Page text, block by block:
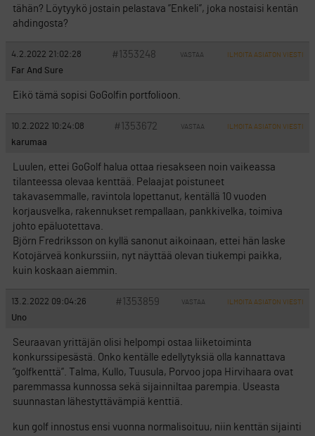
tähän? Löytyykö jostain pelastava ”Enkeli”, joka nostaisi kentän
ahdingosta?
4.2.2022 21:02:28 #1353248 VASTAA ILMOITA ASIATON VIESTI
Far And Sure
Eikö tämä sopisi GoGolfin portfolioon.
10.2.2022 10:24:08 #1353672 VASTAA ILMOITA ASIATON VIESTI
karumaa
Luulen, ettei GoGolf halua ottaa riesakseen noin vaikeassa
tilanteessa olevaa kenttää. Pelaajat poistuneet
takavasemmalle, ravintola lopettanut, kentällä 10 vuoden
korjausvelka, rakennukset rempallaan, pankkivelka, toimiva
johto epäluotettava.
Björn Fredriksson on kyllä sanonut aikoinaan, ettei hän laske
Kotojärveä konkurssiin, nyt näyttää olevan tiukempi paikka,
kuin koskaan aiemmin.
13.2.2022 09:04:26 #1353859 VASTAA ILMOITA ASIATON VIESTI
Uno
Seuraavan yrittäjän olisi helpompi ostaa liiketoiminta
konkurssipesästä. Onko kentälle edellytyksiä olla kannattava
“golfkenttä”. Talma, Kullo, Tuusula, Porvoo jopa Hirvihaara ovat
paremmassa kunnossa sekä sijainniltaa parempia. Useasta
suunnastan lähestyttävämpiä kenttiä.
kun golf innostus ensi vuonna normalisoituu, niin kenttän sijainti